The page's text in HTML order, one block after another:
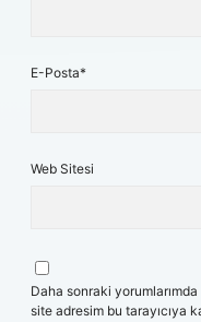
E-Posta*
Web Sitesi
Daha sonraki
site adresim bu tarayıcıya